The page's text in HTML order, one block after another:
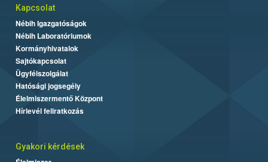
Kapcsolat
Nébih Igazgatóságok
Nébih Laboratóriumok
Kormányhivatalok
Sajtókapcsolat
Ügyfélszolgálat
Hatósági jogsegély
Élelmiszermentő Központ
Hírlevél feliratkozás
Gyakori kérdések